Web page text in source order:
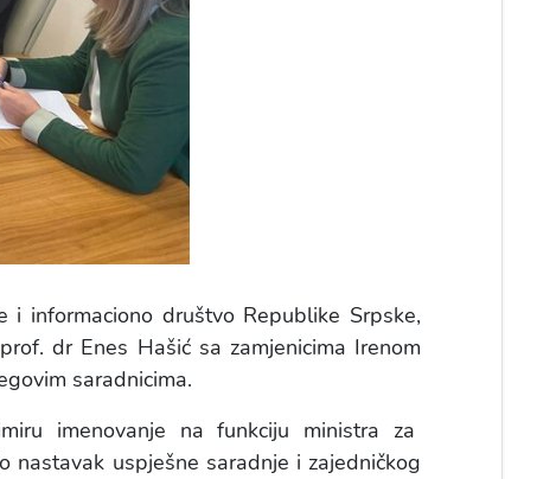
i informaciono društvo Republike Srpske,
dr Enes Hašić sa zamjenicima Irenom
saradnicima.
imenovanje na funkciju ministra za
nastavak uspješne saradnje i zajedničkog